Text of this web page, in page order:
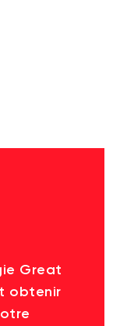
Great
obtenir